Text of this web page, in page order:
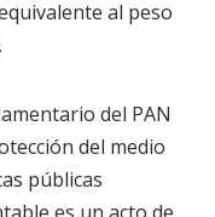
al peso
del PAN
del medio
públicas